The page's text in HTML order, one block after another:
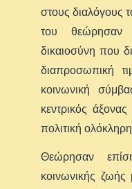
στους διαλόγους
του θεώρησαν
δικαιοσύνη που
διαπροσωπική
κοινωνική
κεντρικός
πολιτική
Θεώρησαν
κοινωνικής ζωής